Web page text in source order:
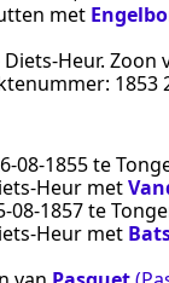
met
Diets-Heur. Zoon
1853
te
Heur met
te
Heur met